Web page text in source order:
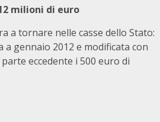
milioni di euro
a tornare nelle casse dello Stato:
gennaio 2012 e modificata con
eccedente i 500 euro di